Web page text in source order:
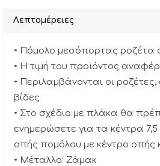
Λεπτομέρειες
• Πόμολο μεσόπορτας ροζέτα
• Η τιμή του προϊόντος
• Περιλαμβάνονται οι
βίδες
• Στο σχέδιο με πλάκα θα
ενημερώσετε για τα κέντρα 7,5
οπής πομόλου με κέντρο οπής
• Μέταλλο: Ζάμακ